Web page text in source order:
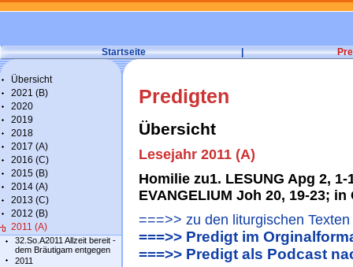
Startseite |
Übersicht
2021 (B)
2020
2019
2018
2017 (A)
2016 (C)
2015 (B)
2014 (A)
2013 (C)
2012 (B)
2011 (A)
32.So.A2011 Allzeit bereit -
dem Bräutigam entgegen
2011
Predigten
Übersicht
Lesejahr 2011 (A)
Homilie zu1. LESUNG Apg 2,
EVANGELIUM Joh 20, 19-23;
===>> zu den liturgischen Texten
===>> Predigt im
===>> Predigt als Podcast